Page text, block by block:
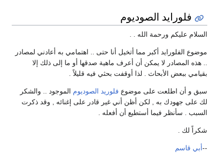
فلورايد الصوديوم
السلام عليكم ورحمة الله . .
موضوع الفلورايد أكبر مما أتخيل أنا حتى .. اهتمامي به أعادني لمصادر
.. هذه المصادر لا يمكن أن أعرف ماهية صدقها أو ما إلى ذلك إلا
بقيامي ببعض الأبحاث . لذا أوقفت بحثي فيه قليلاً .
سبق و أن اطلعت على موضوع فلوريد الصوديوم الموجود .. والشكر
لك على جهودك به , لكن أظن أني غير قادر على إغنائه , وقد ذكرت
السبب . سأنظر فيما أستطيع أن أفعله .
شكراً لك .
--أبي قاسم